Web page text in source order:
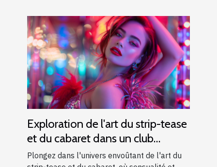
Exploration de l'art du strip-tease
et du cabaret dans un club
moderne
Plongez dans l'univers envoûtant de l'art du